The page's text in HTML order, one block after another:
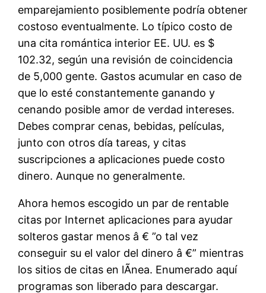
emparejamiento posiblemente podría obtener
costoso eventualmente. Lo típico costo de
una cita romántica interior EE. UU. es $
102.32, según una revisión de coincidencia
de 5,000 gente. Gastos acumular en caso de
que lo esté constantemente ganando y
cenando posible amor de verdad intereses.
Debes comprar cenas, bebidas, películas,
junto con otros día tareas, y citas
suscripciones a aplicaciones puede costo
dinero. Aunque no generalmente.
Ahora hemos escogido un par de rentable
citas por Internet aplicaciones para ayudar
solteros gastar menos â € ”o tal vez
conseguir su el valor del dinero â €” mientras
los sitios de citas en lÃnea. Enumerado aquí
programas son liberado para descargar.